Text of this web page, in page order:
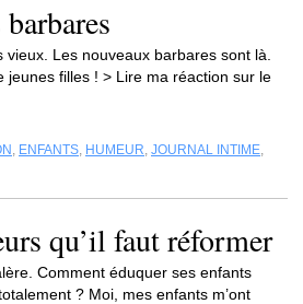
Les nouveaux barbares sont là.
jeunes filles ! > Lire ma réaction sur le
, ENFANTS, HUMEUR, JOURNAL INTIME,
qu’il faut réformer
Comment éduquer ses enfants
? Moi, mes enfants m’ont